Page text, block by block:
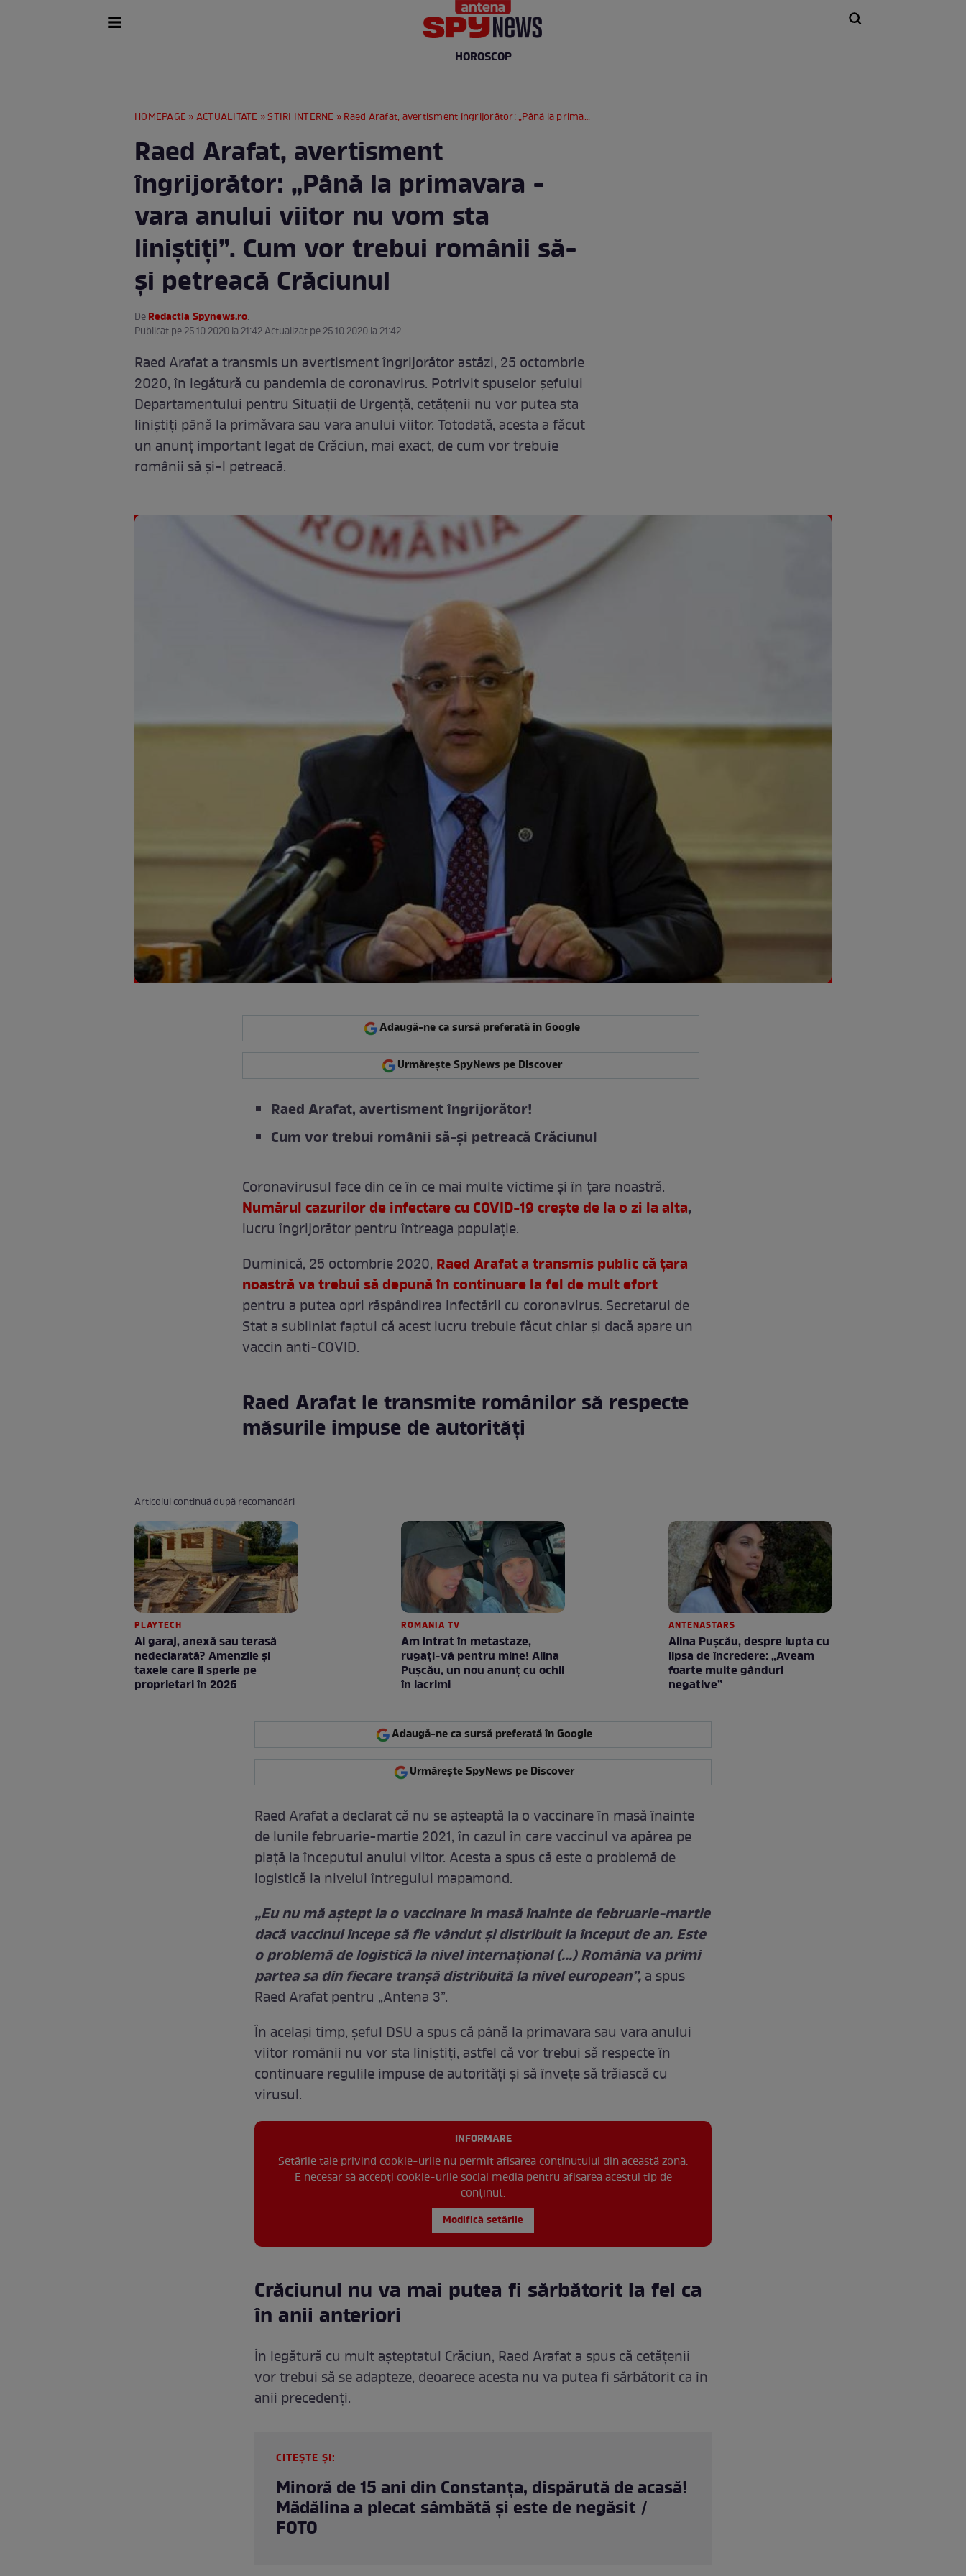
HOROSCOP
HOMEPAGE »ACTUALITATE »STIRI INTERNE » Raed Arafat, avertisment îngrijorător: „Până la primavara - vara anului viitor nu vom sta liniştiţi”. Cum vor trebui românii să-și petreacă Crăciunul
Raed Arafat, avertisment
îngrijorător: „Până la primavara -
vara anului viitor nu vom sta
liniştiţi”. Cum vor trebui românii să-
și petreacă Crăciunul
DeRedactia Spynews.ro.
Publicat pe 25.10.2020 la 21:42 Actualizat pe 25.10.2020 la 21:42
Raed Arafat a transmis un avertisment îngrijorător astăzi, 25 octombrie
2020, în legătură cu pandemia de coronavirus. Potrivit spuselor șefului
Departamentului pentru Situații de Urgență, cetățenii nu vor putea sta
liniștiți până la primăvara sau vara anului viitor. Totodată, acesta a făcut
un anunț important legat de Crăciun, mai exact, de cum vor trebuie
românii să și-l petreacă.
Adaugă-ne ca sursă preferată în Google
Urmărește SpyNews pe Discover
Raed Arafat, avertisment îngrijorător!
Cum vor trebui românii să-și petreacă Crăciunul
Coronavirusul face din ce în ce mai multe victime și în țara noastră.
Numărul cazurilor de infectare cu COVID-19 crește de la o zi la alta,
lucru îngrijorător pentru întreaga populație.
Duminică, 25 octombrie 2020, Raed Arafat a transmis public că țara
noastră va trebui să depună în continuare la fel de mult efort
pentru a putea opri răspândirea infectării cu coronavirus. Secretarul de
Stat a subliniat faptul că acest lucru trebuie făcut chiar și dacă apare un
vaccin anti-COVID.
Raed Arafat le transmite românilor să respecte
măsurile impuse de autorități
Articolul continuă după recomandări
PLAYTECH
Ai garaj, anexă sau terasă
nedeclarată? Amenzile și
taxele care îi sperie pe
proprietari în 2026
ROMANIA TV
Am intrat în metastaze,
rugaţi-vă pentru mine! Alina
Puşcău, un nou anunţ cu ochii
în lacrimi
ANTENASTARS
Alina Pușcău, despre lupta cu
lipsa de încredere: „Aveam
foarte multe gânduri
negative”
Adaugă-ne ca sursă preferată în Google
Urmărește SpyNews pe Discover
Raed Arafat a declarat că nu se așteaptă la o vaccinare în masă înainte
de lunile februarie-martie 2021, în cazul în care vaccinul va apărea pe
piață la începutul anului viitor. Acesta a spus că este o problemă de
logistică la nivelul întregului mapamond.
„Eu nu mă aştept la o vaccinare în masă înainte de februarie-martie
dacă vaccinul începe să fie vândut şi distribuit la început de an. Este
o problemă de logistică la nivel internaţional (...) România va primi
partea sa din fiecare tranşă distribuită la nivel european”,a spus
Raed Arafat pentru „Antena 3”.
În același timp, șeful DSU a spus că până la primavara sau vara anului
viitor românii nu vor sta liniştiţi, astfel că vor trebui să respecte în
continuare regulile impuse de autorități și să învețe să trăiască cu
virusul.
INFORMARE
Setările tale privind cookie-urile nu permit afișarea conținutului din această zonă.
E necesar să accepți cookie-urile social media pentru afisarea acestui tip de
conținut.
Modifică setările
Crăciunul nu va mai putea fi sărbătorit la fel ca
în anii anteriori
În legătură cu mult așteptatul Crăciun, Raed Arafat a spus că cetățenii
vor trebui să se adapteze, deoarece acesta nu va putea fi sărbătorit ca în
anii precedenți.
CITEȘTE ȘI:
Minoră de 15 ani din Constanța, dispărută de acasă!
Mădălina a plecat sâmbătă și este de negăsit /
FOTO